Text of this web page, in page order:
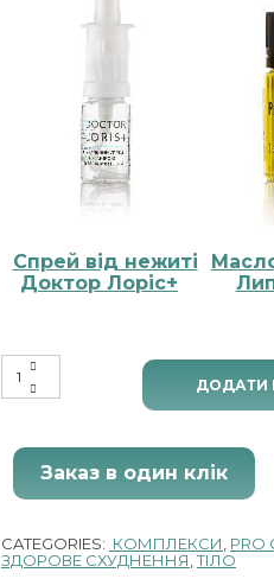
Спрей від нежиті
Доктор Лоріс+
Гель Lipolytic Drainage
ДОДАТИ
Заказ в один клік
CATEGORIES: КОМПЛЕКСИ
ЗДОРОВЕ СХУДНЕННЯ ,ТІЛО